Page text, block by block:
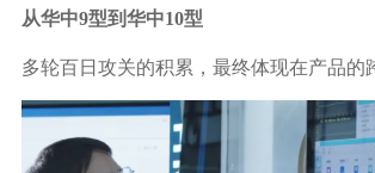
从华中9型到华中10型
多轮百日攻关的积累，最终体现在产品的